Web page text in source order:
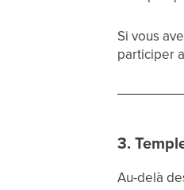
Si vous
participer
3.
Au-delà